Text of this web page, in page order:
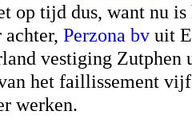
op tijd dus, want nu
Perzona bv uit
vestiging Zutphen
het faillissement
werken.